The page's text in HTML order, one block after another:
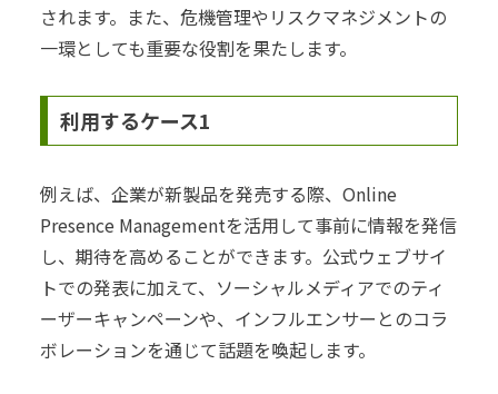
されます。また、危機管理やリスクマネジメントの
一環としても重要な役割を果たします。
利用するケース1
例えば、企業が新製品を発売する際、Online
Presence Managementを活用して事前に情報を発信
し、期待を高めることができます。公式ウェブサイ
トでの発表に加えて、ソーシャルメディアでのティ
ーザーキャンペーンや、インフルエンサーとのコラ
ボレーションを通じて話題を喚起します。